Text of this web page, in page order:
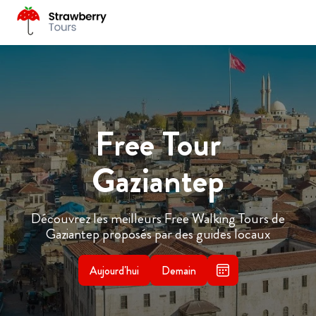
Free Tour
Gaziantep
Découvrez les meilleurs Free Walking Tours de
Gaziantep proposés par des guides locaux
Aujourd'hui Demain